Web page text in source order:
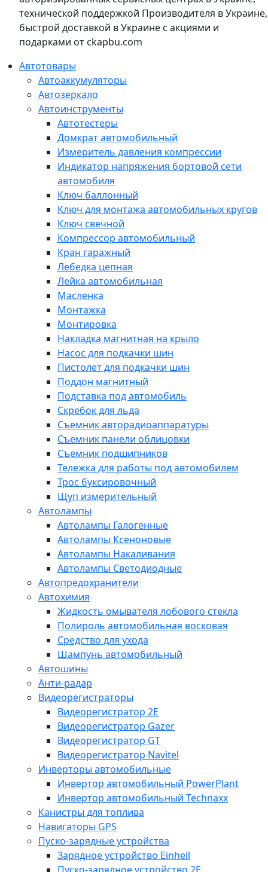
технической поддержкой Производителя в Украине,
быстрой доставкой в Украине с акциями и
подарками от ckapbu.com
Автотовары
Автоаккумуляторы
Автозеркало
Автоинструменты
Автотестеры
Домкрат автомобильный
Измеритель давления компрессии
Индикатор напряжения бортовой сети
автомобиля
Ключ баллонный
Ключ для монтажа автомобильных кругов
Ключ свечной
Компрессор автомобильный
Кран гаражный
Лебедка цепная
Лейка автомобильная
Масленка
Монтажка
Монтировка
Накладка магнитная на крыло
Насос для подкачки шин
Пистолет для подкачки шин
Поддон магнитный
Подставка под автомобиль
Скребок для льда
Съемник авторадиоаппаратуры
Съемник панели облицовки
Съемник подшипников
Тележка для работы под автомобилем
Трос буксировочный
Щуп измерительный
Автолампы
Автолампы Галогенные
Автолампы Ксеноновые
Автолампы Накаливания
Автолампы Светодиодные
Автопредохранители
Автохимия
Жидкость омывателя лобового стекла
Полироль автомобильная восковая
Средство для ухода
Шампунь автомобильный
Автошины
Анти-радар
Видеорегистраторы
Видеорегистратор 2E
Видеорегистратор Gazer
Видеорегистратор GT
Видеорегистратор Navitel
Инверторы автомобильные
Инвертор автомобильный PowerPlant
Инвертор автомобильный Technaxx
Канистры для топлива
Навигаторы GPS
Пуско-зарядные устройства
Зарядное устройство Einhell